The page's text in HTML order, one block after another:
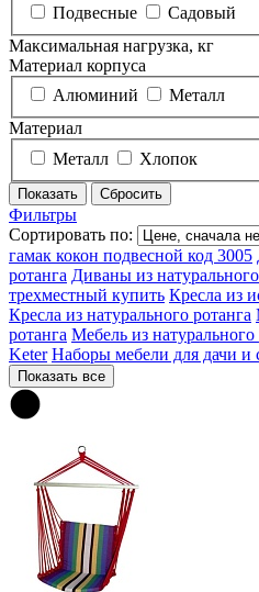
Подвесные
Садовый
Максимальная нагрузка, кг
Материал корпуса
Алюминий
Металл
Материал
Металл
Хлопок
Фильтры
Сортировать по:
гамак кокон подвесной код 3005
ротанга Диваны из
трехместный купить Кресла из
Кресла из натурального ротанга
ротанга Мебель из натурального
Keter Наборы мебели для дачи и
Показать все